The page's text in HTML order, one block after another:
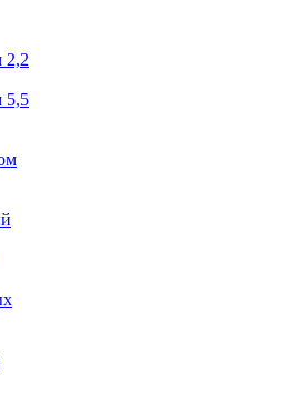
2,2
5,5